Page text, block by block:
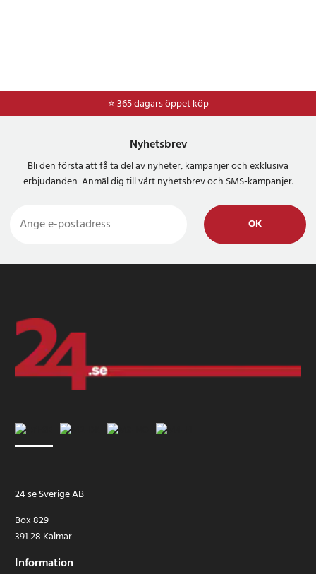
⭐ 365 dagars öppet köp
⭐Frakt 49kr *
Nyhetsbrev
Bli den första att få ta del av nyheter, kampanjer och exklusiva
erbjudanden Anmäl dig till vårt nyhetsbrev och SMS-kampanjer.
OK
24 se Sverige AB
Box 829
391 28 Kalmar
Information